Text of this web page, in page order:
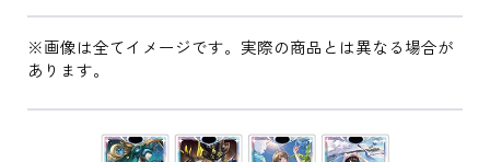
※画像は全てイメージです。実際の商品とは異なる場合が
あります。